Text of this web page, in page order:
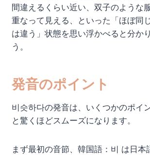
間違えるくらい近い、双子のような
重なって見える、といった「ほぼ同
は違う」状態を思い浮かべると分か
う。
発音のポイント
비슷하다の発音は、いくつかのポイ
と驚くほどスムーズになります。
まず最初の音節、韓国語：비 は日本